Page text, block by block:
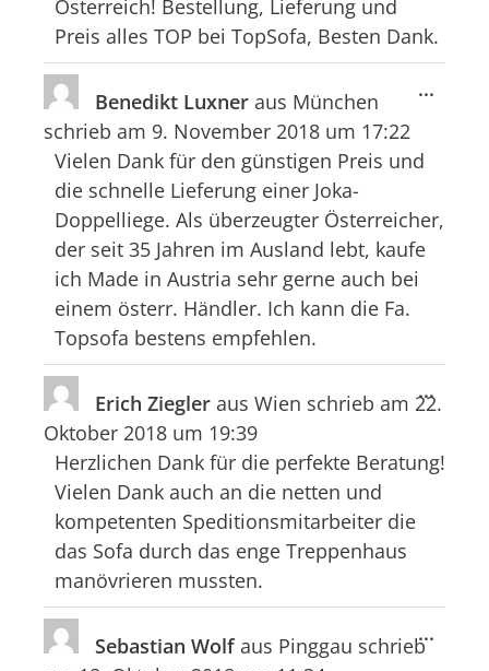
Österreich! Bestellung, Lieferung und
Preis alles TOP bei TopSofa, Besten Dank.
Benedikt Luxner aus München
schrieb am 9. November 2018 um 17:22
Vielen Dank für den günstigen Preis und
die schnelle Lieferung einer Joka-
Doppelliege. Als überzeugter Österreicher,
der seit 35 Jahren im Ausland lebt, kaufe
ich Made in Austria sehr gerne auch bei
einem österr. Händler. Ich kann die Fa.
Topsofa bestens empfehlen.
...
Erich Ziegler aus Wien schrieb am 22.
Oktober 2018 um 19:39
Herzlichen Dank für die perfekte Beratung!
Vielen Dank auch an die netten und
kompetenten Speditionsmitarbeiter die
das Sofa durch das enge Treppenhaus
manövrieren mussten.
...
Sebastian Wolfaus Pinggau schrieb...